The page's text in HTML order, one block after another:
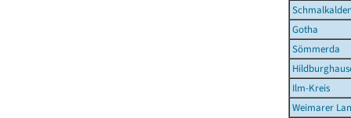
Gotha
Sömmerda
Ilm-Kreis
Weimarer